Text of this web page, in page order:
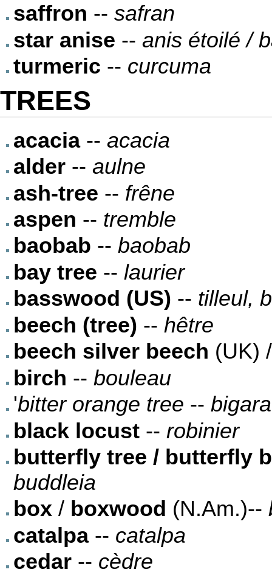
saffron -- safran
star anise -- anis étoilé /
turmeric -- curcuma
TREES
acacia-- acacia
alder -- aulne
ash-tree -- frêne
aspen -- tremble
baobab -- baobab
bay tree -- laurier
basswood (US) -- tilleul,
beech (tree) -- hêtre
beech silver beech (UK)
birch -- bouleau
'bitter orange tree --
black locust -- robinier
butterfly tree / butterfly
buddleia
box / boxwood (N.Am.)--
catalpa-- catalpa
cedar -- cèdre